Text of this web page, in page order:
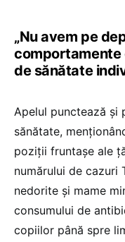
„Nu avem pe
comportamente
de sănătate
Apelul punctează și
sănătate,
poziții fruntașe ale
numărului de cazuri
nedorite și mame
consumului de
copiilor până spre